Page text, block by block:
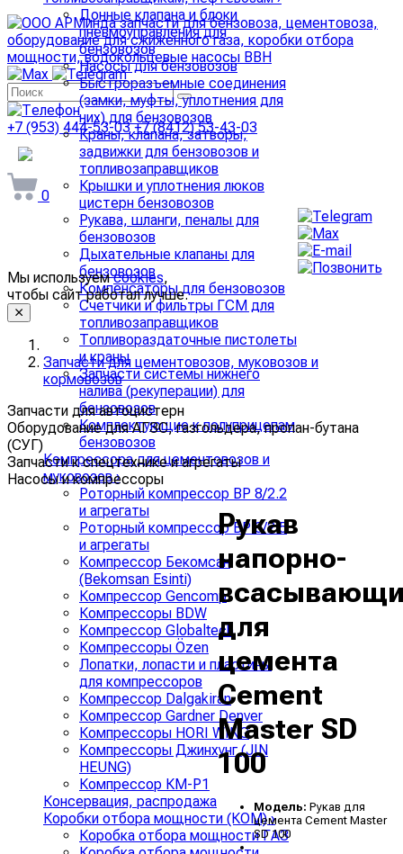
+7 (953) 444-53-03 +7 (8412) 53-43-03
arminda58@mail.ru
0
Донные клапана и блоки
пневмоуправления для
бензовозов
Насосы для бензовозов
Быстроразъемные соединения
(замки, муфты, уплотнения для
них) для бензовозов
Краны, клапана, затворы,
задвижки для бензовозов и
топливозаправщиков
Крышки и уплотнения люков
цистерн бензовозов
Рукава, шланги, пеналы для
бензовозов
Дыхательные клапаны для
бензовозов
Компенсаторы для бензовозов
Счетчики и фильтры ГСМ для
топливозаправщиков
Топливораздаточные пистолеты
и краны
Запчасти системы нижнего
налива (рекуперации) для
бензовозов
Комплектующие к полуприцепам
бензовозов
Компрессора для цементовозов и
муковозов›
Роторный компрессор ВР 8/2.2
и агрегаты
Роторный компрессор ВР 8/2.5
и агрегаты
Компрессор Бекомсан
(Bekomsan Esinti)
Компрессор Gencomp
Компрессоры BDW
Компрессор Globaltech
Компрессоры Özen
Лопатки, лопасти и пластины
для компрессоров
Компрессор Dalgakiran
Компрессор Gardner Denver
Компрессоры HORI WING
Компрессоры Джинхунг (JIN
HEUNG)
Компрессор КМ-Р1
Консервация, распродажа
Коробки отбора мощности (КОМ)›
Коробка отбора мощности ГАЗ
Мы используемcookies,
чтобы сайт работал лучше.
Запчасти для цементовозов, муковозов и
кормовозов
Запчасти для автоцистерн
Оборудование для АГЗС, газгольдера, пропан-бутана
(СУГ)
Запчасти к спецтехнике и агрегаты
Насосы и компрессоры
Рукав
напорно-
для
цемента
Cement
Master SD
100
Модель: Рукав для
цемента Cement Master
SD 100